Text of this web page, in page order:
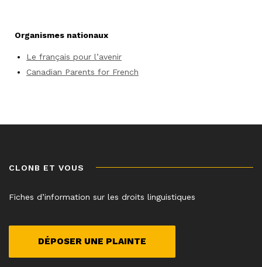
Organismes nationaux
Le français pour l’avenir
Canadian Parents for French
CLONB ET VOUS
Fiches d’information sur les droits linguistiques
DÉPOSER UNE PLAINTE